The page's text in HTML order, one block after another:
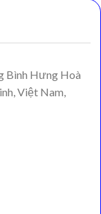
Bình Hưng Hoà
Việt Nam,